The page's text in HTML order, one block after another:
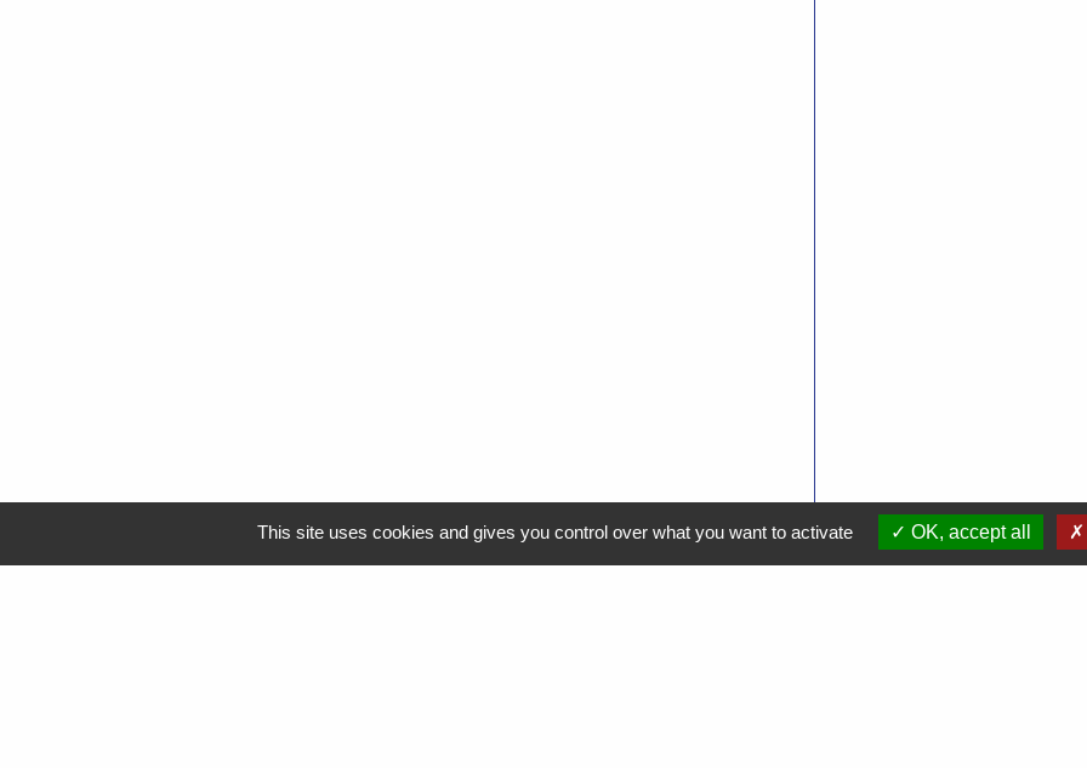
This site uses cookies and gives you control over what you want to activate OK, accept all